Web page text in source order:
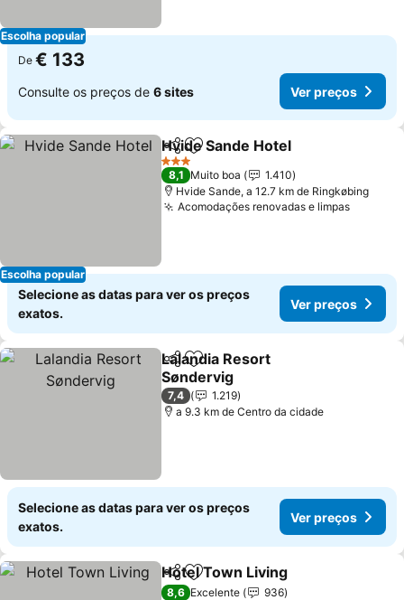
Escolha popular
De € 133
Consulte os preços de 6 sites Ver preços
Escolha popular
PartilharAdicionar aos favoritos
Hvide Sande Hotel
3 Estrelas
8,1 Muito boa
1.410
Hvide Sande, a 12.7 km de Ringkøbing
Acomodações renovadas e limpas
Selecione as datas para ver os preços
exatos.
Ver preços
PartilharAdicionar aos favoritos
Lalandia Resort
Søndervig
7,4
1.219
a 9.3 km de Centro da cidade
Selecione as datas para ver os preços
exatos.
Ver preços
PartilharAdicionar aos favoritos
Hotel Town Living
8,6 Excelente
936